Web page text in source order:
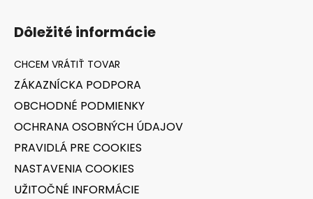
Dôležité informácie
ZÁKAZNÍCKA PODPORA
OBCHODNÉ PODMIENKY
OCHRANA OSOBNÝCH ÚDAJOV
PRAVIDLÁ PRE COOKIES
NASTAVENIA COOKIES
UŽITOČNÉ INFORMÁCIE